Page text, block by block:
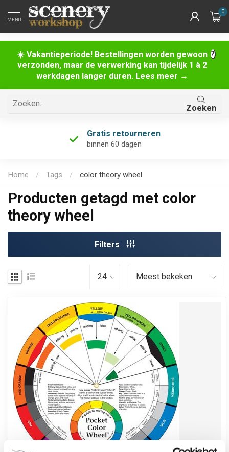
☀️ Vakantieperiode! Bestellingen worden gewoon
verzonden, maar de verwerking kan tijdelijk 1 à 2
werkdagen langer duren. Lees meer →
MENU
0
Zoeken
Gratis retourneren
binnen 60 dagen
Home / Tags / color theory wheel
Producten getagd met color
theory wheel
Filters